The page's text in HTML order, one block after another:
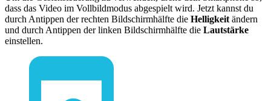
dass das Video im Vollbildmodus abgespielt wird. Jetzt kannst du
durch Antippen der rechten Bildschirmhälfte die Helligkeit ändern
und durch Antippen der linken Bildschirmhälfte die Lautstärke
einstellen.